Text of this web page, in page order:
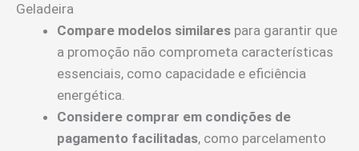
Geladeira
Compare modelos similares para garantir que
a promoção não comprometa características
essenciais, como capacidade e eficiência
energética.
Considere comprar em condições de
pagamento facilitadas, como parcelamento